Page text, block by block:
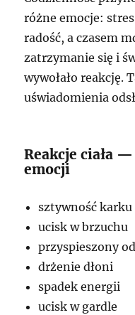
różne emocje:
radość, a czasem
zatrzymanie się i
wywołało reakcję.
uświadomienia
Reakcje ciała
emocji
sztywność karku
ucisk w brzuchu
przyspieszony
drżenie dłoni
spadek energii
ucisk w gardle